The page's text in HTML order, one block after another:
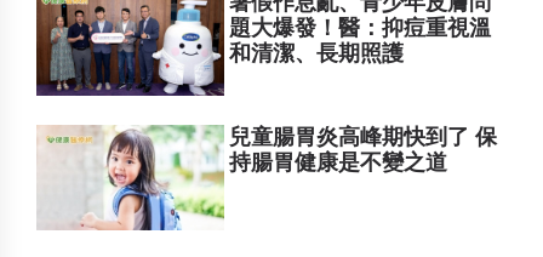
題大爆發！醫：抑痘重視溫
和清潔、長期照護
兒童腸胃炎高峰期快到了 保
持腸胃健康是不變之道